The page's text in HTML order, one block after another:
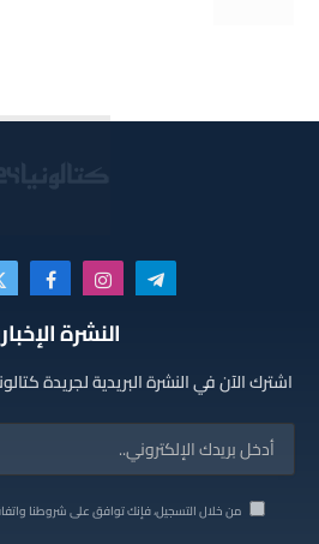
تيلقرام الانستغرام
النشرة
اشترك الآن في النشرة البريدية لجريدة كتالونيا 24، لتصلك آخر الأخبار
من خلال التسجيل، فإنك توافق على شروطنا